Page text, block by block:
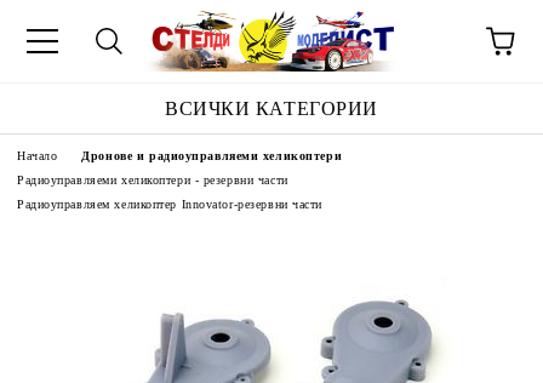
ВСИЧКИ КАТЕГОРИИ
Начало
Дронове и радиоуправляеми хеликоптери
Радиоуправляеми хеликоптери - резервни части
Радиоуправляем хеликоптер Innovator-резервни части